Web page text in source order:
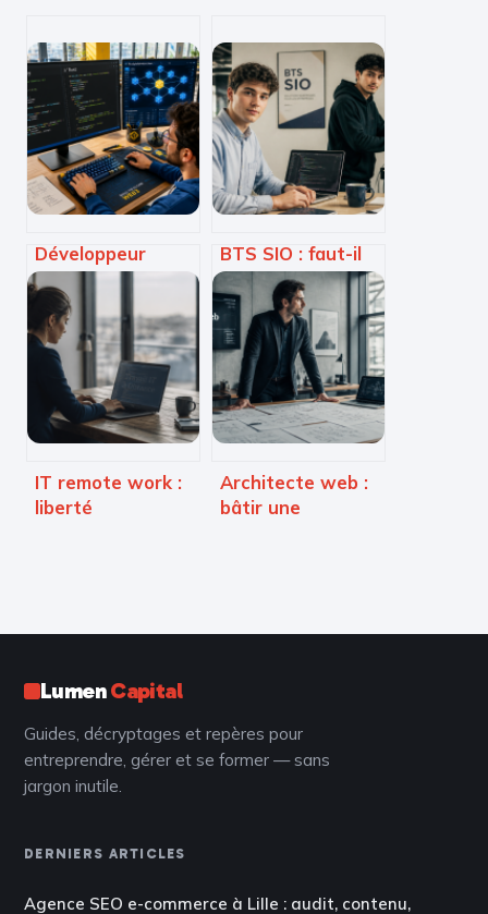
Développeur
Web3 : 6
langages clés
pour maîtriser la
décentralisation
et réussir votre
carrière
BTS SIO : faut-il
viser l’emploi
immédiat ou
poursuivre vers
un Bac+5 ?
IT remote work :
liberté
Architecte web :
bâtir une
LumenCapital
Guides, décryptages et repères pour
entreprendre, gérer et se former — sans
jargon inutile.
DERNIERS ARTICLES
Agence SEO e-commerce à Lille : audit, contenu,